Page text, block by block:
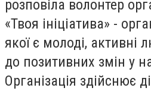
розповіла волонтер
«Твоя ініціатива» -
якої є молоді, активні
до позитивних змін у
Організація здійснює